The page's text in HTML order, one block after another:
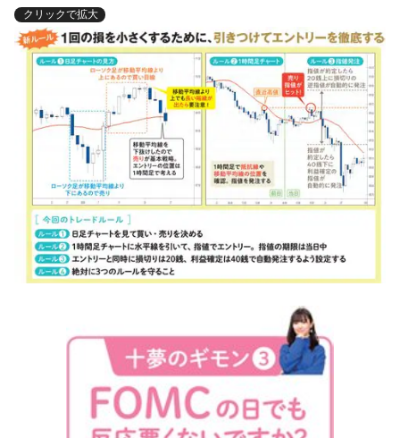
クリックで拡大